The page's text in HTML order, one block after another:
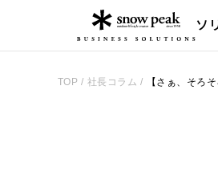
ソ
TOP / 社長コラム / 【さぁ、そろ